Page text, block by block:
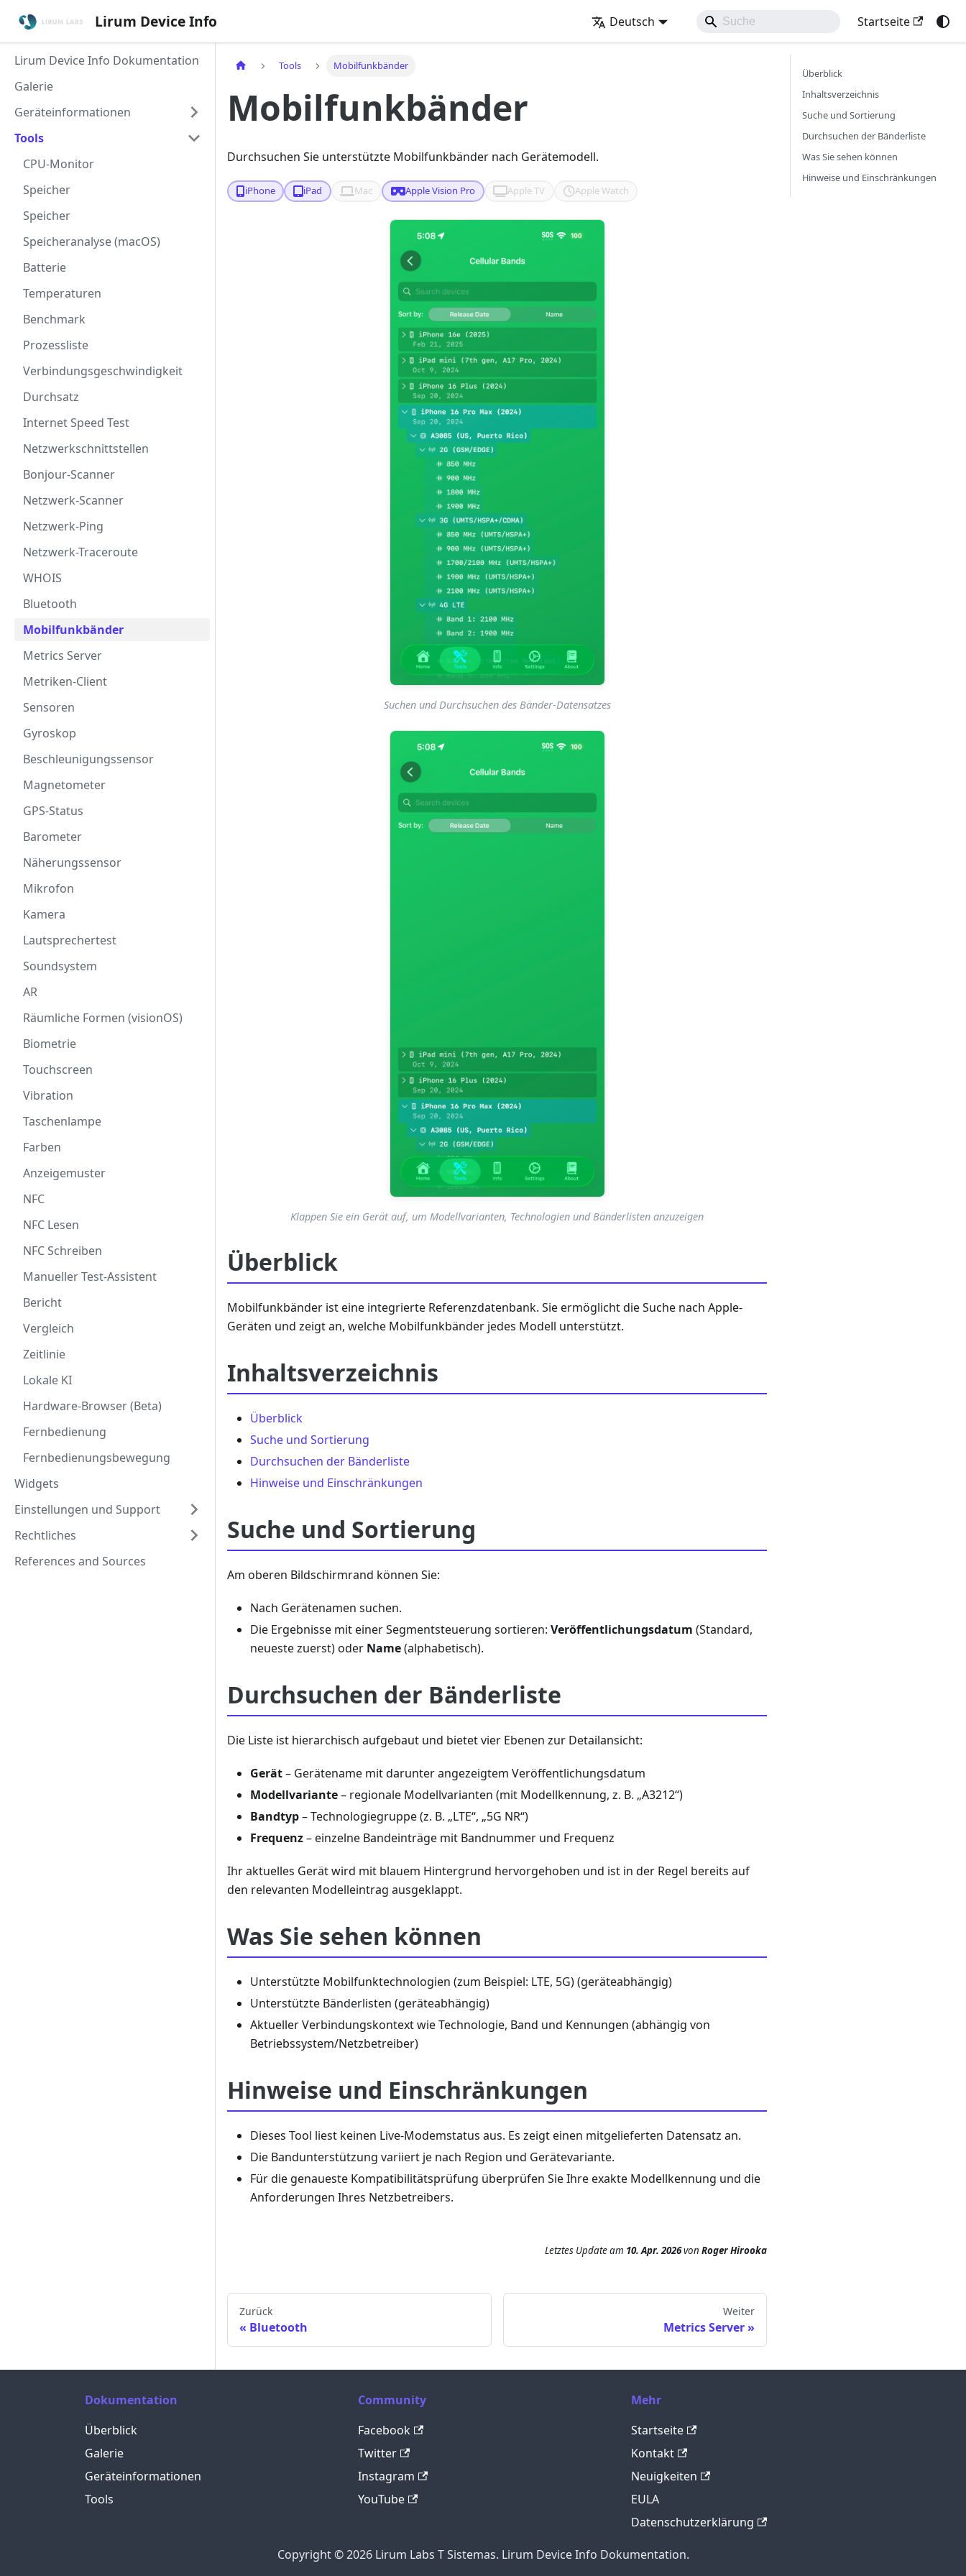
Lirum Device Info Deutsch Startseite
Lirum Device Info Dokumentation
Galerie
Geräteinformationen
Tools
CPU-Monitor
Speicher
Speicher
Speicheranalyse (macOS)
Batterie
Temperaturen
Benchmark
Prozessliste
Verbindungsgeschwindigkeit
Durchsatz
Internet Speed Test
Netzwerkschnittstellen
Bonjour-Scanner
Netzwerk-Scanner
Netzwerk-Ping
Netzwerk-Traceroute
WHOIS
Bluetooth
Mobilfunkbänder
Metrics Server
Metriken-Client
Sensoren
Gyroskop
Beschleunigungssensor
Magnetometer
GPS-Status
Barometer
Näherungssensor
Mikrofon
Kamera
Lautsprechertest
Soundsystem
AR
Räumliche Formen (visionOS)
Biometrie
Touchscreen
Vibration
Taschenlampe
Farben
Anzeigemuster
NFC
NFC Lesen
NFC Schreiben
Manueller Test-Assistent
Bericht
Vergleich
Zeitlinie
Lokale KI
Hardware-Browser (Beta)
Fernbedienung
Fernbedienungsbewegung
Widgets
Einstellungen und Support
Rechtliches
References and Sources
Tools Mobilfunkbänder
Mobilfunkbänder
Durchsuchen Sie unterstützte Mobilfunkbänder nach Gerätemodell.
iPhone iPad Mac Apple Vision Pro Apple TV Apple Watch
Suchen und Durchsuchen des Bänder-Datensatzes
Klappen Sie ein Gerät auf, um Modellvarianten, Technologien und Bänderlisten anzuzeigen
Überblick
Mobilfunkbänder ist eine integrierte Referenzdatenbank. Sie ermöglicht die Suche nach Apple-
Geräten und zeigt an, welche Mobilfunkbänder jedes Modell unterstützt.
Inhaltsverzeichnis
Überblick
Suche und Sortierung
Durchsuchen der Bänderliste
Hinweise und Einschränkungen
Suche und Sortierung
Am oberen Bildschirmrand können Sie:
Nach Gerätenamen suchen.
Die Ergebnisse mit einer Segmentsteuerung sortieren: Veröffentlichungsdatum (Standard,
neueste zuerst) oder Name(alphabetisch).
Durchsuchen der Bänderliste
Die Liste ist hierarchisch aufgebaut und bietet vier Ebenen zur Detailansicht:
Gerät– Gerätename mit darunter angezeigtem Veröffentlichungsdatum
Modellvariante– regionale Modellvarianten (mit Modellkennung, z. B. „A3212“)
Bandtyp– Technologiegruppe (z. B. „LTE“, „5G NR“)
Frequenz– einzelne Bandeinträge mit Bandnummer und Frequenz
Ihr aktuelles Gerät wird mit blauem Hintergrund hervorgehoben und ist in der Regel bereits auf
den relevanten Modelleintrag ausgeklappt.
Was Sie sehen können
Unterstützte Mobilfunktechnologien (zum Beispiel: LTE, 5G) (geräteabhängig)
Unterstützte Bänderlisten (geräteabhängig)
Aktueller Verbindungskontext wie Technologie, Band und Kennungen (abhängig von
Betriebssystem/Netzbetreiber)
Hinweise und Einschränkungen
Dieses Tool liest keinen Live-Modemstatus aus. Es zeigt einen mitgelieferten Datensatz an.
Die Bandunterstützung variiert je nach Region und Gerätevariante.
Für die genaueste Kompatibilitätsprüfung überprüfen Sie Ihre exakte Modellkennung und die
Anforderungen Ihres Netzbetreibers.
Letztes Updateam 10. Apr. 2026von Roger Hirooka
Zurück
Bluetooth
Weiter
Metrics Server
Überblick
Inhaltsverzeichnis
Suche und Sortierung
Durchsuchen der Bänderliste
Was Sie sehen können
Hinweise und Einschränkungen
Dokumentation
Überblick
Galerie
Geräteinformationen
Tools
Community
Facebook
Twitter
Instagram
YouTube
Mehr
Startseite
Kontakt
Neuigkeiten
EULA
Datenschutzerklärung
Copyright © 2026 Lirum Labs T Sistemas. Lirum Device Info Dokumentation.